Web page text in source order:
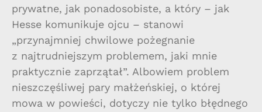
prywatne, jak ponadosobiste, a który – jak
Hesse komunikuje ojcu – stanowi
„przynajmniej chwilowe pożegnanie
z najtrudniejszym problemem, jaki mnie
praktycznie zaprzątał”. Albowiem problem
nieszczęśliwej pary małżeńskiej, o której
mowa w powieści, dotyczy nie tylko błędnego